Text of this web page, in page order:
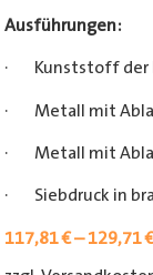
Ausführungen:
· Kunststoff der
· Metall mit
· Metall mit
· Siebdruck in
117,81€–129,71€